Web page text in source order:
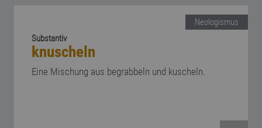
Neologismus
Substantiv
knuscheln
Eine Mischung aus begrabbeln und kuscheln.